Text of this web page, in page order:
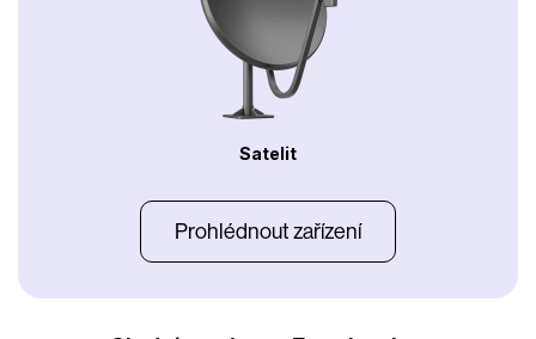
Satelit
Prohlédnout zařízení